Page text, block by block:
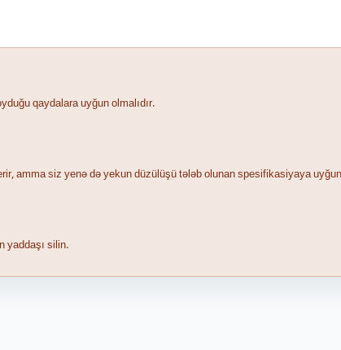
qaydalara uyğun olmalıdır.
amma siz yenə də yekun düzülüşü tələb olunan spesifikasiyaya
yaddaşı silin.